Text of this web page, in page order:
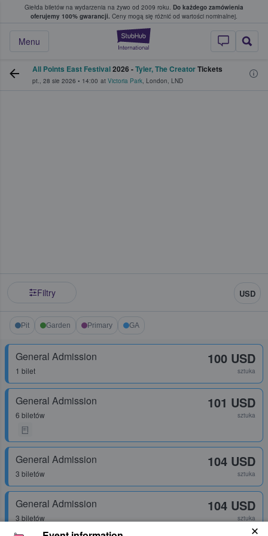
Giełda biletów na wydarzenia na żywo od 2009 roku. Do każdego zamówienia
oferujemy 100% gwarancji. Ceny mogą się różnić od wartości nominalnej.
StubHub —
Menu
w którym fani i kibice kupują i
All Points East Festival2026 -Tyler, The CreatorTickets
pt., 28 sie 2026 • 14:00 at Victoria Park, London, LND
Filtry USD
Pit Garden Primary GA
General Admission
1 bilet
100 USD
sztuka
General Admission
6 biletów
101 USD
sztuka
General Admission
3 biletów
104 USD
sztuka
General Admission
3 biletów
104 USD
sztuka